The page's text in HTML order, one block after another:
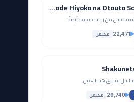
Shirobuta Kizoku desu ga Zense no Kioku ga Haeta node Hiyoko na Otouto Sodatemasu
مقتبس من رواية خفيفة أيضاً.
22,471 مكتمل
لمحبي هذا العمل.
29,740 مكتمل